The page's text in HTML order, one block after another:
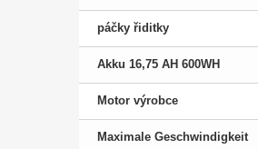
páčky řiditky
Akku 16,75 AH 600WH
Motor výrobce
Maximale Geschwindigkeit